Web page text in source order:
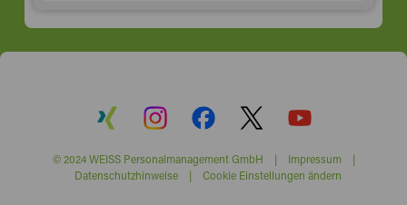
© 2024 WEISS Personalmanagement GmbH | Impressum|
Datenschutzhinweise| Cookie Einstellungen ändern